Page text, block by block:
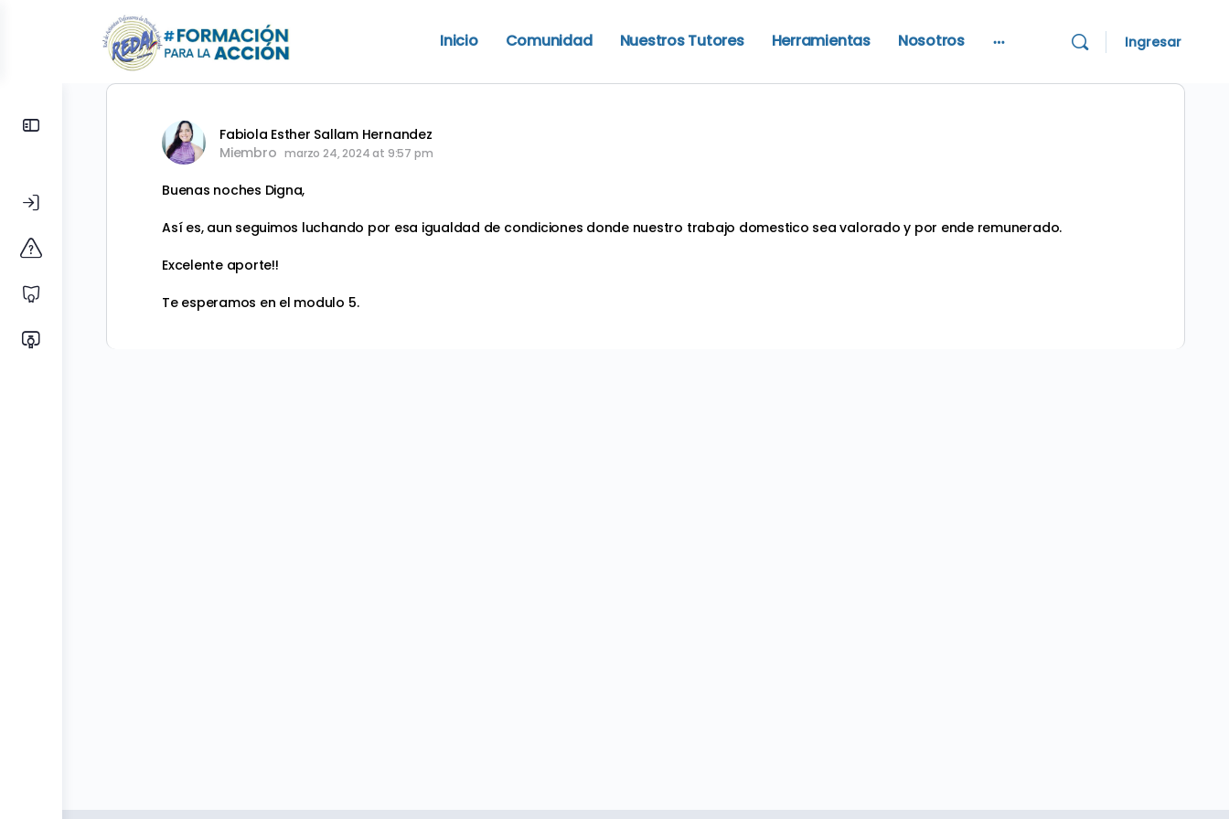
Inicio Comunidad Nuestros Tutores Herramientas Nosotros Ingresar
Fabiola Esther Sallam Hernandez
Miembro marzo 24, 2024 at 9:57 pm
Buenas noches Digna,
Así es, aun seguimos luchando por esa igualdad de condiciones donde nuestro trabajo domestico sea valorado y por ende remunerado.
Excelente aporte!!
Te esperamos en el modulo 5.